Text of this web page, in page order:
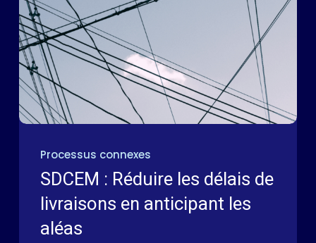
Processus connexes
SDCEM : Réduire les délais de
livraisons en anticipant les
aléas